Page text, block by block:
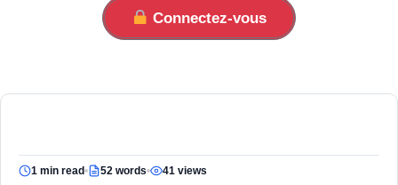
Connectez-vous
1 min read 52 words 41 views